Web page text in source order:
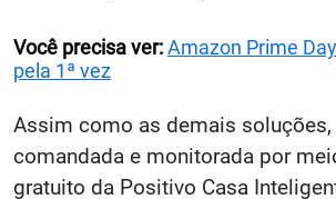
Você precisa ver:Amazon Prime
pela 1ª vez
Assim como as demais
comandada e monitorada por
gratuito da Positivo Casa